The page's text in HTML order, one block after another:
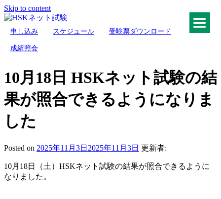
Skip to content
HSKネット試験
申し込み スケジュール 受験票ダウンロード
成績照会
10月18日 HSKネット試験の結
果が照合できるようになりま
した
Posted on 2025年11月3日 2025年11月3日 更新者:
10月18日（土）HSKネット試験の結果が照合できるように
なりました。